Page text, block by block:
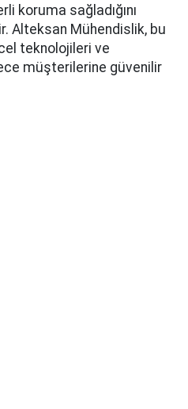
koruma sağladığını
Alteksan Mühendislik, bu
teknolojileri ve
müşterilerine güvenilir